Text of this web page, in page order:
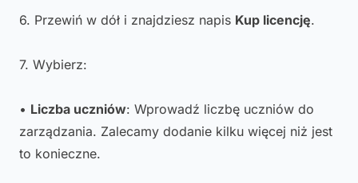
6. Przewiń w dół i znajdziesz napis Kup licencję.
7. Wybierz:
• Liczba uczniów: Wprowadź liczbę uczniów do
zarządzania. Zalecamy dodanie kilku więcej niż jest
to konieczne.